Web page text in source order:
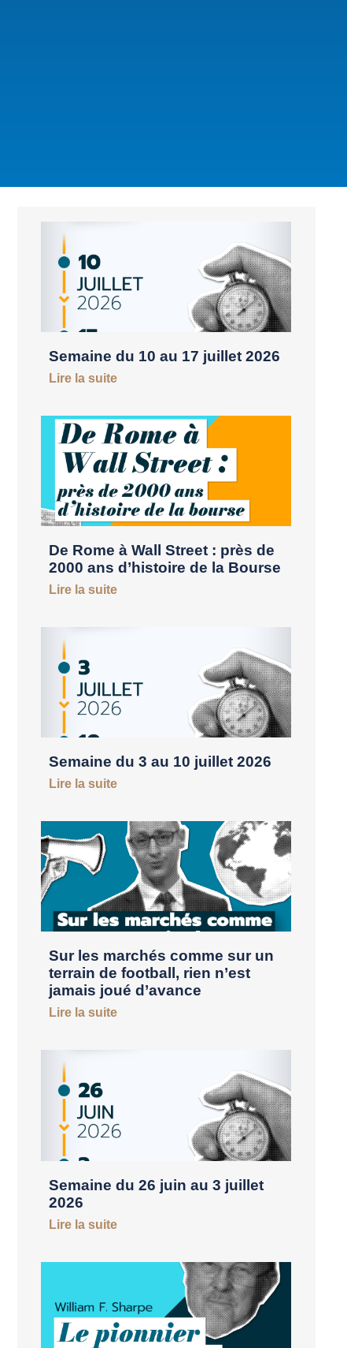
Semaine du 10 au 17 juillet 2026
Lire la suite
De Rome à Wall Street : près de
2000 ans d’histoire de la Bourse
Lire la suite
Semaine du 3 au 10 juillet 2026
Lire la suite
Sur les marchés comme sur un
terrain de football, rien n’est
jamais joué d’avance
Lire la suite
Semaine du 26 juin au 3 juillet
2026
Lire la suite